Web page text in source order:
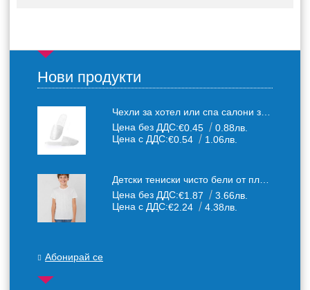
Нови продукти
Цена без ДДС:€0.45
0.88лв.
Цена с ДДС:€0.54 1.06лв.
Цена без ДДС:€1.87
3.66лв.
Цена с ДДС:€2.24 4.38лв.
Абонирай се